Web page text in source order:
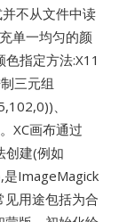
不从文件中读
单一均匀的颜
指定方法:X11
三元组
、
XC画布通过
创建(例如
ImageMagick
用途包括为合